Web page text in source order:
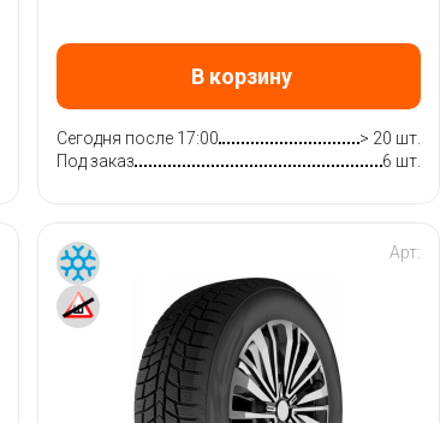
В корзину
Сегодня после 17:00
> 20 шт.
Под заказ
6 шт.
Арт: